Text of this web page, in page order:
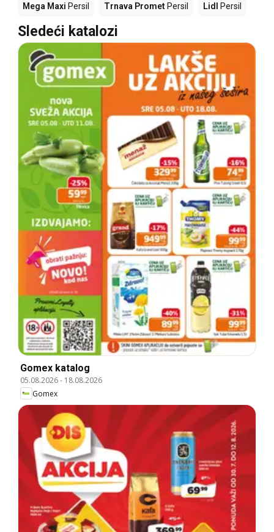
Mega Maxi Persil Trnava Promet Persil Lidl Persil
Sledeći katalozi
Gomex katalog
05.08.2026- 18.08.2026
Gomex